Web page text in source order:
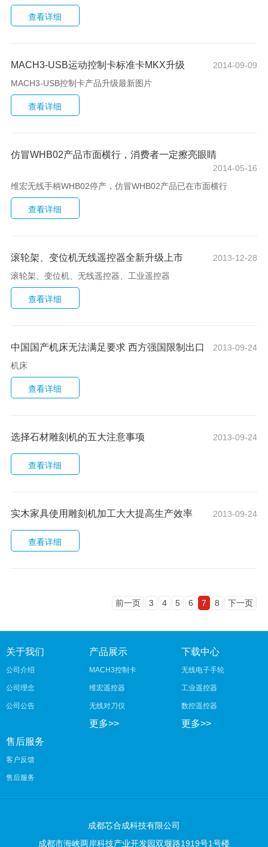
MACH3-USB运动控制卡标准卡MKX升级
2014-09-09
MACH3-USB控制卡产品升级最新图片
仿冒WHB02产品市面横行，消费者一定擦亮眼睛
2014-05-16
维宏无线手柄WHB02停产，仿冒WHB02产品已在市面横行
滚轮架、变位机无线遥控器全新升级上市
2013-12-28
滚轮架、变位机、无线遥控器、工业遥控器
中国国产机床无法满足要求 西方强国限制出口
2013-09-24
机床
选择石材雕刻机的五大注意事项 2013-09-24
实木家具使用雕刻机加工大大提高生产效率 2013-09-24
前一页 3 4 5 6 7 8 下一页
关于我们
公司介绍
公司理念
公司公告
产品展示
MACH3控制卡
维宏遥控器
无线对刀仪
更多>>
下载中心
无线电子手轮
工业遥控器
数控遥控器
更多>>
售后服务
客户反馈
售后服务
成都芯合成科技有限公司
成都市海峡两岸科技产业开发园双堰路1919号1号楼